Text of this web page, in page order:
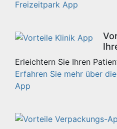
Freizeitpark App
Erleichtern Sie Ihren
Erfahren Sie mehr über
App